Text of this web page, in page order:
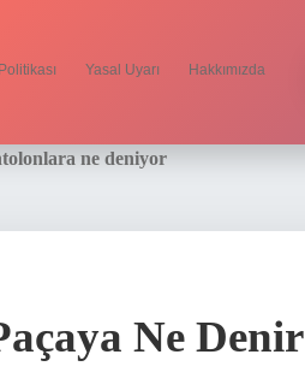
Yasal Uyarı Hakkımızda
ne deniyor
Ne Denir